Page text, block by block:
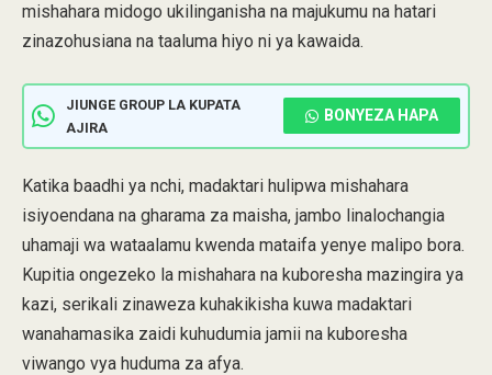
mishahara midogo ukilinganisha na majukumu na hatari
zinazohusiana na taaluma hiyo ni ya kawaida.
JIUNGE GROUP LA KUPATA
AJIRA
BONYEZA HAPA
Katika baadhi ya nchi, madaktari hulipwa mishahara
isiyoendana na gharama za maisha, jambo linalochangia
uhamaji wa wataalamu kwenda mataifa yenye malipo bora.
Kupitia ongezeko la mishahara na kuboresha mazingira ya
kazi, serikali zinaweza kuhakikisha kuwa madaktari
wanahamasika zaidi kuhudumia jamii na kuboresha
viwango vya huduma za afya.